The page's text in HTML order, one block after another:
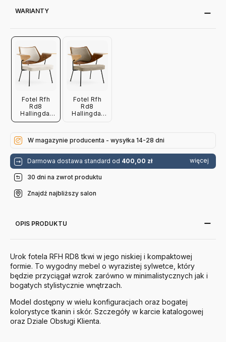
WARIANTY
Fotel Rfh
Rd8
Hallingdal
103
Fotel Rfh
Rd8
Hallingdal
W magazynie producenta - wysyłka 14-28 dni
Darmowa dostawa standard od 400,00 zł więcej
30 dni na zwrot produktu
Znajdź najbliższy salon
OPIS PRODUKTU
Urok fotela RFH RD8 tkwi w jego niskiej i kompaktowej
formie. To wygodny mebel o wyrazistej sylwetce, który
będzie przyciągał wzrok zarówno w minimalistycznych jak i
bogatych stylistycznie wnętrzach.
Model dostępny w wielu konfiguracjach oraz bogatej
kolorystyce tkanin i skór. Szczegóły w karcie katalogowej
oraz Dziale Obsługi Klienta.